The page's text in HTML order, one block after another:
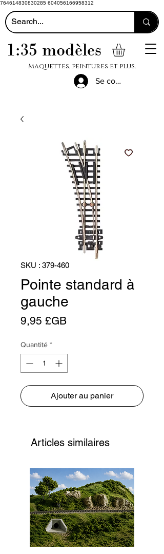
764614830830285 604056166958312
1:35 modèles
Maquettes, peintures et plus.
Se connecter
SKU : 379-460
Pointe standard à
gauche
9,95 £GBPrix
Quantité *
Ajouter au panier
Articles similaires